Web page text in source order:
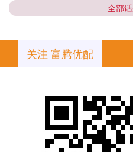
全部
关注 富腾优配